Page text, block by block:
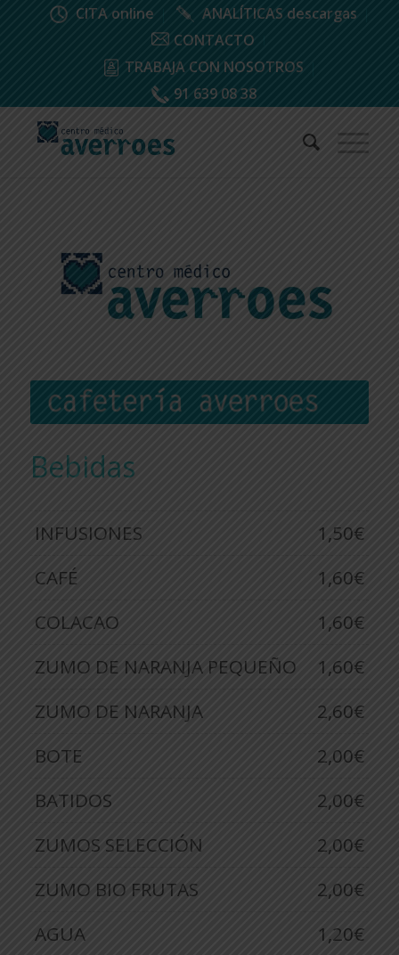
CITA online
ANALÍTICAS descargas
CONTACTO
TRABAJA CON NOSOTROS
91 639 08 38
Bebidas
INFUSIONES
1,50€
CAFÉ
1,60€
COLACAO
1,60€
ZUMO DE NARANJA PEQUEÑO
1,60€
ZUMO DE NARANJA
2,60€
BOTE
2,00€
BATIDOS
2,00€
ZUMOS SELECCIÓN
2,00€
ZUMO BIO FRUTAS
2,00€
AGUA
1,20€